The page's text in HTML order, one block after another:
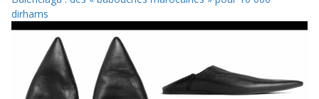
dirhams